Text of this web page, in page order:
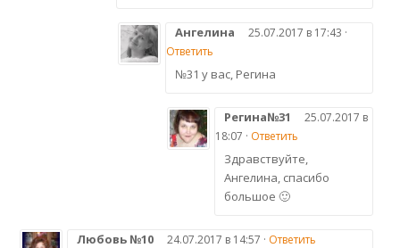
Ангелина
25.07.2017 в 17:43 ·
Ответить
№31 у вас, Регина
Регина№31
25.07.2017 в
18:07 · Ответить
Здравствуйте,
Ангелина, спасибо
большое 🙂
Любовь №10 24.07.2017 в 14:57 · Ответить